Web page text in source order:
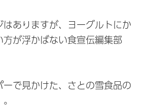
はありますが、ヨーグルトにか
方が浮かばない食宣伝編集部
ーで見かけた、さとの雪食品の